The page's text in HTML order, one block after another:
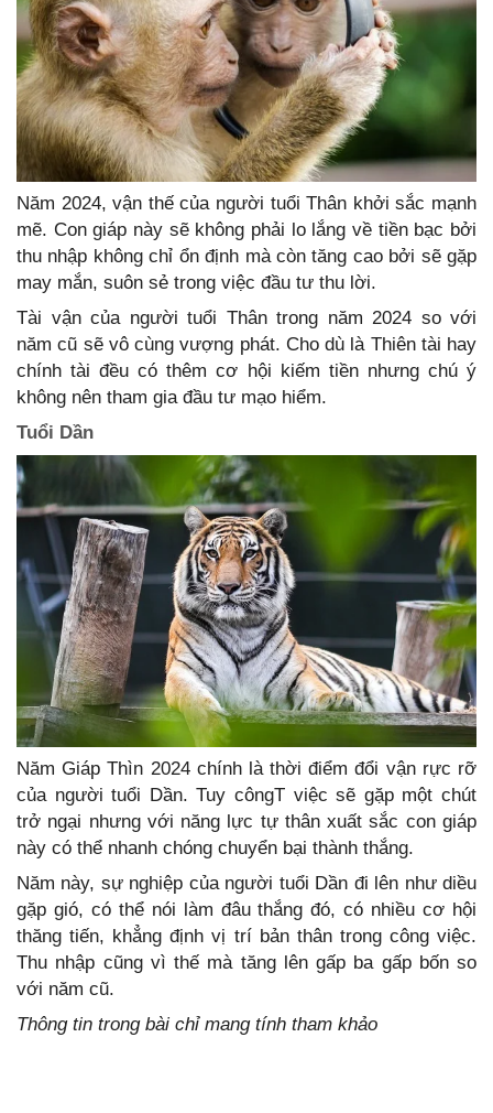
Năm 2024, vận thế của người tuổi Thân khởi sắc mạnh
mẽ. Con giáp này sẽ không phải lo lắng về tiền bạc bởi
thu nhập không chỉ ổn định mà còn tăng cao bởi sẽ gặp
may mắn, suôn sẻ trong việc đầu tư thu lời.
Tài vận của người tuổi Thân trong năm 2024 so với
năm cũ sẽ vô cùng vượng phát. Cho dù là Thiên tài hay
chính tài đều có thêm cơ hội kiếm tiền nhưng chú ý
không nên tham gia đầu tư mạo hiểm.
Tuổi Dần
Năm Giáp Thìn 2024 chính là thời điểm đổi vận rực rỡ
của người tuổi Dần. Tuy côngT việc sẽ gặp một chút
trở ngại nhưng với năng lực tự thân xuất sắc con giáp
này có thể nhanh chóng chuyển bại thành thắng.
Năm này, sự nghiệp của người tuổi Dần đi lên như diều
gặp gió, có thể nói làm đâu thắng đó, có nhiều cơ hội
thăng tiến, khẳng định vị trí bản thân trong công việc.
Thu nhập cũng vì thế mà tăng lên gấp ba gấp bốn so
với năm cũ.
Thông tin trong bài chỉ mang tính tham khảo